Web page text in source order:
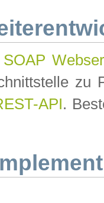
zu
API.